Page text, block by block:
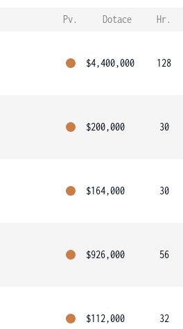
Pv. Dotace
Hr.
$4,400,000
128
$200,000
30
$164,000
30
$926,000
56
$112,000 32